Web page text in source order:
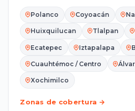
Polanco Coyoacán
Huixquilucan Tlalpan
Ecatepec Iztapalapa
Cuauhtémoc / Centro
Xochimilco
Zonas de cobertura →